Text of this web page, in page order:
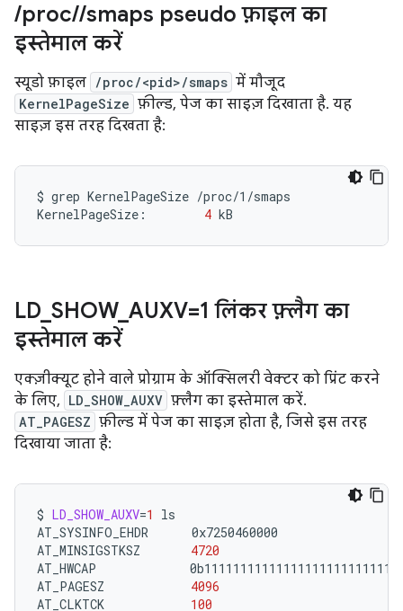
/proc//smaps pseudo फ़ाइलका
इस्तेमाल करें
स्यूडो फ़ाइल /proc/<pid>/smaps में मौजूद
KernelPageSize फ़ील्ड, पेज का साइज़ दिखाता है. यह
साइज़ इस तरह दिखता है:
$ grep KernelPageSize /proc/1/smaps
KernelPageSize:
4
LD SHOW_ AUXV=1 लिंकर फ़्लैग का
इस्तेमाल करें
एक्ज़ीक्यूट होने वाले प्रोग्राम के ऑक्सिलरी वेक्टर को प्रिंट करने
के लिए, LD_SHOW_AUXV फ़्लैग का इस्तेमाल करें.
AT_PAGESZ फ़ील्ड में पेज का साइज़ होता है, जिसे इस तरह
दिखाया जाता है:
$ LD_SHOW_AUXV=1
ls
AT_SYSINFO_EHDR
0x7250460000
AT_MINSIGSTKSZ
4720
AT_HWCAP
AT_PAGESZ
4096
AT_CLKTCK
100